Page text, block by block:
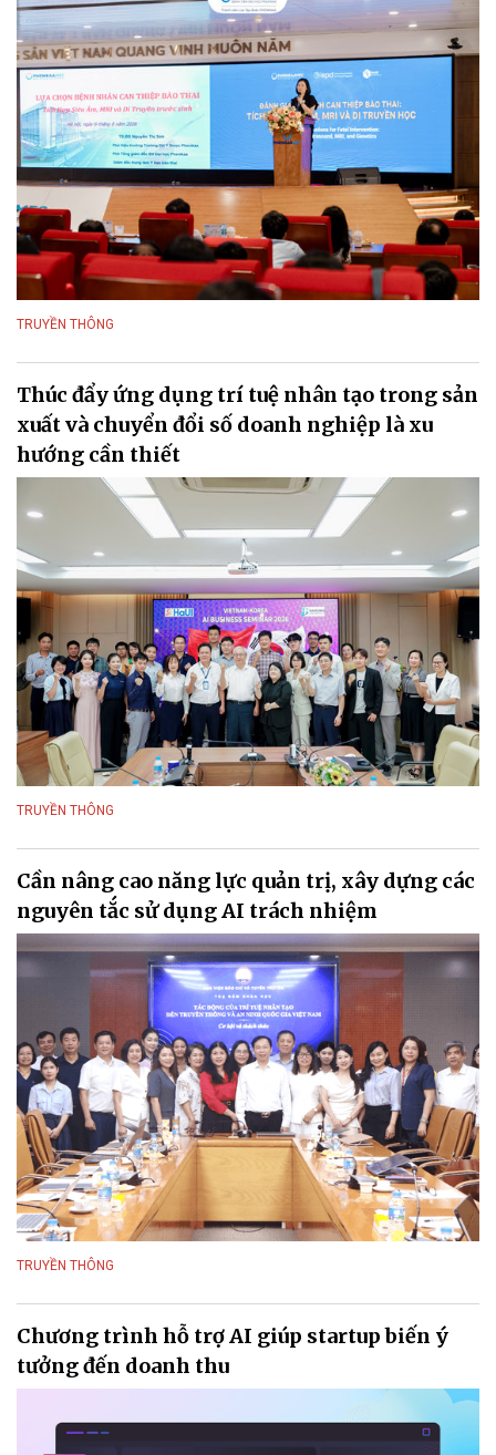
TRUYỀN THÔNG
Thúc đẩy ứng dụng trí tuệ nhân tạo trong sản
xuất và chuyển đổi số doanh nghiệp là xu
hướng cần thiết
TRUYỀN THÔNG
Cần nâng cao năng lực quản trị, xây dựng các
nguyên tắc sử dụng AI trách nhiệm
TRUYỀN THÔNG
Chương trình hỗ trợ AI giúp startup biến ý
tưởng đến doanh thu